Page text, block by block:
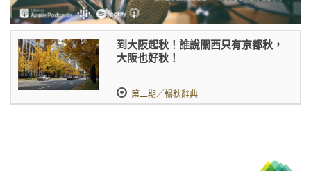
到大阪起秋！誰說關西只有京都秋，
大阪也好秋！
第二期／暢秋辭典